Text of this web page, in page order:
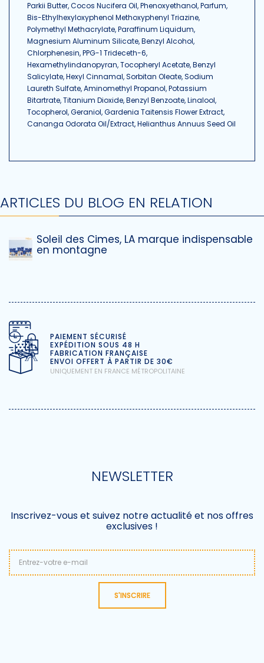
Parkii Butter, Cocos Nucifera Oil, Phenoxyethanol, Parfum,
Bis-Ethylhexyloxyphenol Methoxyphenyl Triazine,
Polymethyl Methacrylate, Paraffinum Liquidum,
Magnesium Aluminum Silicate, Benzyl Alcohol,
Chlorphenesin, PPG-1 Trideceth-6,
Hexamethylindanopyran, Tocopheryl Acetate, Benzyl
Salicylate, Hexyl Cinnamal, Sorbitan Oleate, Sodium
Laureth Sulfate, Aminomethyl Propanol, Potassium
Bitartrate, Titanium Dioxide, Benzyl Benzoate, Linalool,
Tocopherol, Geraniol, Gardenia Taitensis Flower Extract,
Cananga Odorata Oil/Extract, Helianthus Annuus Seed Oil
ARTICLES DU BLOG EN RELATION
Soleil des Cimes, LA marque indispensable
en montagne
PAIEMENT SÉCURISÉ
EXPÉDITION SOUS 48 H
FABRICATION FRANÇAISE
ENVOI OFFERT À PARTIR DE 30€
UNIQUEMENT EN FRANCE MÉTROPOLITAINE
NEWSLETTER
Inscrivez-vous et suivez notre actualité et nos offres
exclusives !
S'INSCRIRE